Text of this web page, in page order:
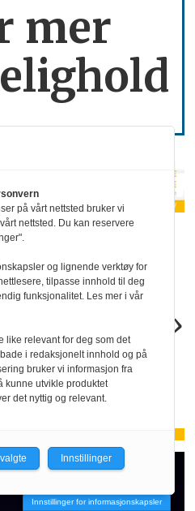
mer
kan
by på
problemer .»
i HR Norge gjør deg
forholdene.
Innstillinger for informasjonskapsler
på vårt nettsted bruker vi
nettsted. Du kan reservere
og lignende verktøy for
tilpasse innhold til deg
funksjonalitet. Les mer i vår
like relevant for deg som det
i redaksjonelt innhold og på
bruker vi informasjon fra
kunne utvikle produktet
det nyttig og relevant.
Innstillinger